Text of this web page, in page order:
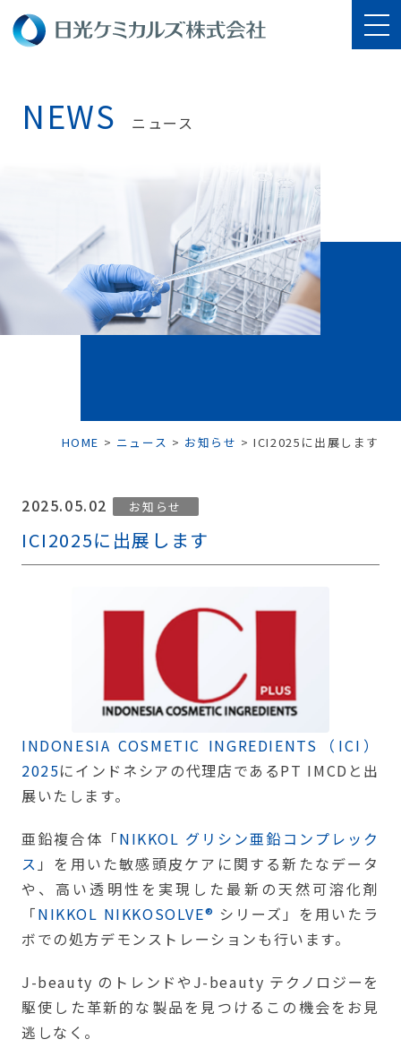
NEWS ニュース
HOME > ニュース > お知らせ >ICI2025に出展します
2025.05.02 お知らせ
ICI2025に出展します
INDONESIA COSMETIC INGREDIENTS（ICI）
2025にインドネシアの代理店であるPT IMCDと出
展いたします。
亜鉛複合体「NIKKOL グリシン亜鉛コンプレック
ス 」を用いた敏感頭皮ケアに関する新たなデータ
や、高い透明性を実現した最新の天然可溶化剤
「NIKKOL NIKKOSOLVE® シリーズ」を用いたラ
ボでの処方デモンストレーションも行います。
J-beauty のトレンドやJ-beauty テクノロジーを
駆使した革新的な製品を見つけるこの機会をお見
逃しなく。